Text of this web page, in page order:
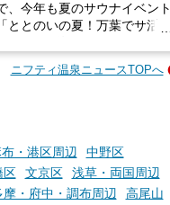
、今年も夏のサウナイベント
「ととのいの夏！万葉でサ活2
2026年8月1日（土）～8月31
」を集めることで、オリジナ
グッズや無料券などの特典と
換可能。
ニフティ温泉ニュースTOPへ
・港区周辺
中野区
区 文京区
浅草・両国周辺
摩・府中・調布周辺
高尾山